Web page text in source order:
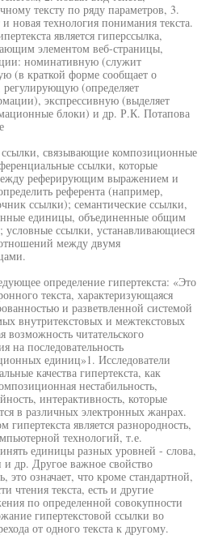
тексту по ряду параметров, 3.
новая технология понимания текста.
является гиперссылка,
элементом веб-страницы,
номинативную (служит
(в краткой форме сообщает о
(определяет
экспрессивную (выделяет
блоки) и др. Р.К. Потапова
связывающие композиционные
ссылки, которые
реферирующим выражением и
референта (например,
ссылки); семантические ссылки,
единицы, объединенные общим
ссылки, устанавливающиеся
между двумя
определение гипертекста: «Это
текста, характеризующаяся
и разветвленной системой
внутритекстовых и межтекстовых
возможность читательского
на последовательность
единиц»1. Исследователи
качества гипертекста, как
нестабильность,
интерактивность, которые
в различных электронных жанрах.
гипертекста является разнородность,
технологий, т.е.
единицы разных уровней - слова,
др. Другое важное свойство
это означает, что кроме стандартной,
чтения текста, есть и другие
по определенной совокупности
гипертекстовой ссылки во
от одного текста к другому.